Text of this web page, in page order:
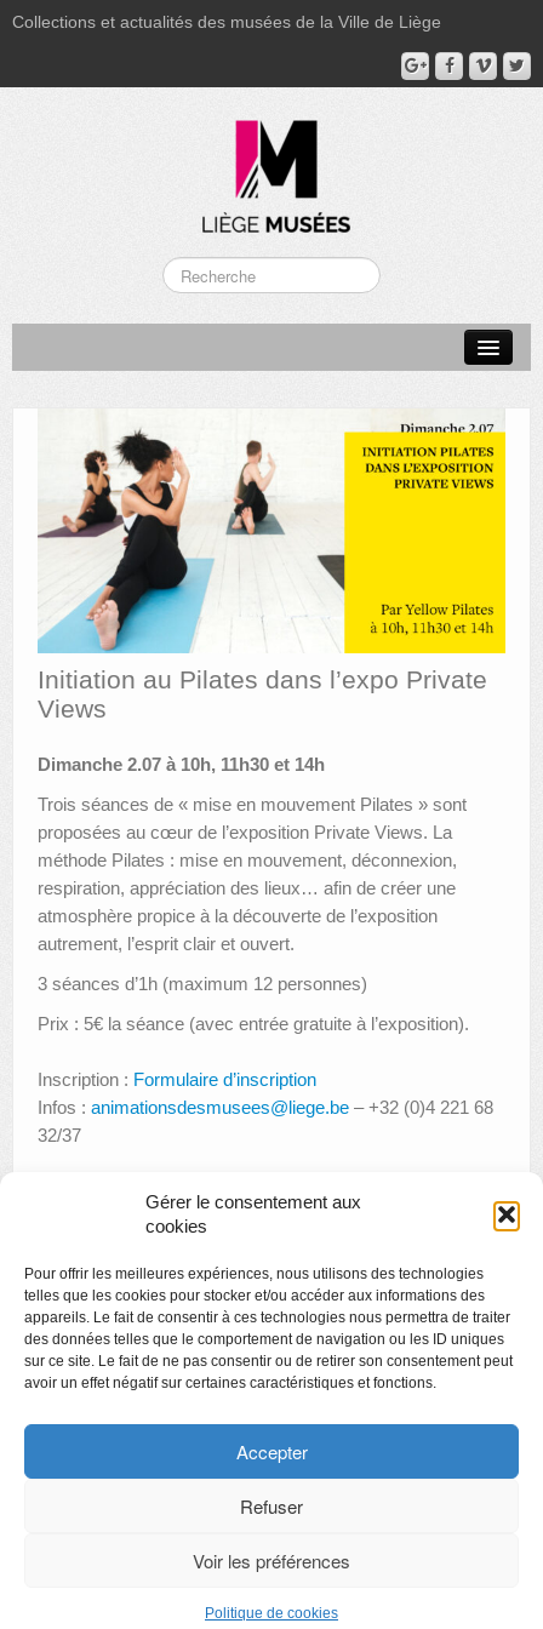
Gérer le consentement aux
cookies
Pour offrir les meilleures expériences, nous utilisons des technologies
telles que les cookies pour stocker et/ou accéder aux informations des
appareils. Le fait de consentir à ces technologies nous permettra de traiter
des données telles que le comportement de navigation ou les ID uniques
sur ce site. Le fait de ne pas consentir ou de retirer son consentement peut
avoir un effet négatif sur certaines caractéristiques et fonctions.
Accepter
Refuser
Voir les préférences
Politique de cookies
Collections et actualités des musées de la Ville de Liège
MUSÉE GRÉTRY
MUSÉE DU LUMINAIRE
FONDS PATRIMONIAUX
AUTRES LIEUX
ANIMATIONS DES MUSÉES
PUBLICATIONS
Initiation au Pilates dans l’expo Private
Views
Dimanche 2.07 à 10h, 11h30 et 14h
Trois séances de « mise en mouvement Pilates » sont
proposées au cœur de l’exposition Private Views. La
méthode Pilates : mise en mouvement, déconnexion,
respiration, appréciation des lieux… afin de créer une
atmosphère propice à la découverte de l’exposition
autrement, l’esprit clair et ouvert.
3 séances d’1h (maximum 12 personnes)
Prix : 5€ la séance (avec entrée gratuite à l’exposition).
Inscription : Formulaire d’inscription
Infos : animationsdesmusees@liege.be – +32 (0)4 221 68
32/37
Stage de vacances « Devenir Simenon reporter »
LES « JOURS FOUS » DE LA BOVERIE
Copyright
Politique de confidentialité
Chartes des engagements des opérateurs culturels